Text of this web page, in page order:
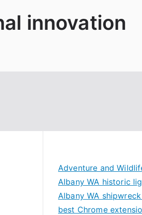
innovation
Adventure and
Albany WA historic
Albany WA
best Chrome